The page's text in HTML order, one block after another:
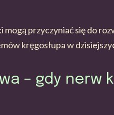
mogą przyczyniać się do
kręgosłupa w
– gdy nerw